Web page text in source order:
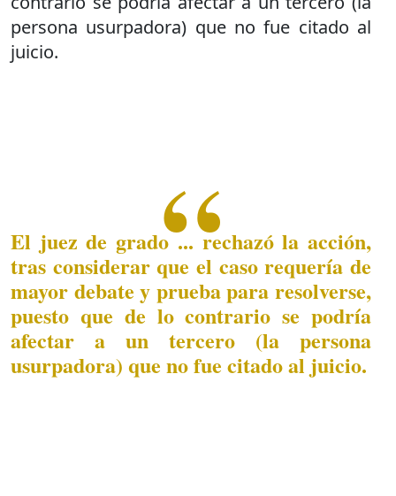
persona usurpadora) que no fue citado al
juicio.
El juez de grado ... rechazó la acción,
tras considerar que el caso requería de
mayor debate y prueba para resolverse,
puesto que de lo contrario se podría
afectar a un tercero (la persona
usurpadora) que no fue citado al juicio.